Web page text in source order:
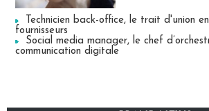
Technicien back-office, le trait d'union
fournisseurs
Social media manager, le chef
communication digitale